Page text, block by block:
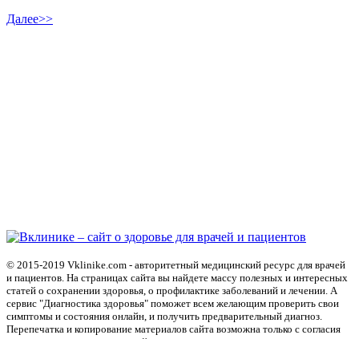
Далее>>
© 2015-2019 Vklinike.com - авторитетный медицинский ресурс для врачей
и пациентов. На страницах сайта вы найдете массу полезных и интересных
статей о сохранении здоровья, о профилактике заболеваний и лечении. А
сервис "Диагностика здоровья" поможет всем желающим проверить свои
симптомы и состояния онлайн, и получить предварительный диагноз.
Перепечатка и копирование материалов сайта возможна только с согласия